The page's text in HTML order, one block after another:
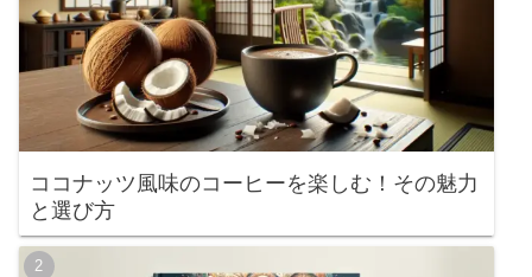
ココナッツ風味のコーヒーを楽しむ！その魅力
と選び方